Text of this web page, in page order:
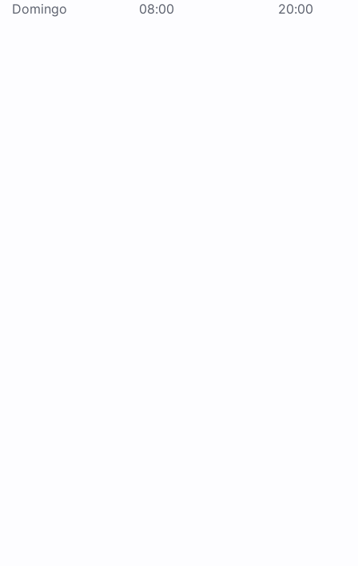
Domingo 08:00 20:00